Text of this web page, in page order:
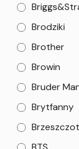
Brodziki
Brother
Browin
Bruder
Brytfanny